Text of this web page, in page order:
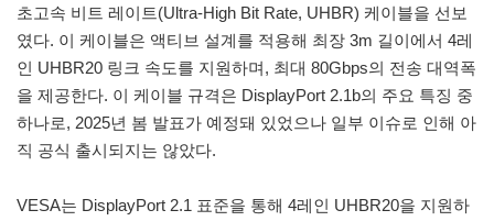
초고속 비트 레이트(Ultra-High Bit Rate, UHBR) 케이블을 선보
였다. 이 케이블은 액티브 설계를 적용해 최장 3m 길이에서 4레
인 UHBR20 링크 속도를 지원하며, 최대 80Gbps의 전송 대역폭
을 제공한다. 이 케이블 규격은 DisplayPort 2.1b의 주요 특징 중
하나로, 2025년 봄 발표가 예정돼 있었으나 일부 이슈로 인해 아
직 공식 출시되지는 않았다.
VESA는 DisplayPort 2.1 표준을 통해 4레인 UHBR20을 지원하